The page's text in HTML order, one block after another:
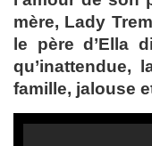
mère, Lady
le père d’Ella
qu’inattendue,
famille, jalouse